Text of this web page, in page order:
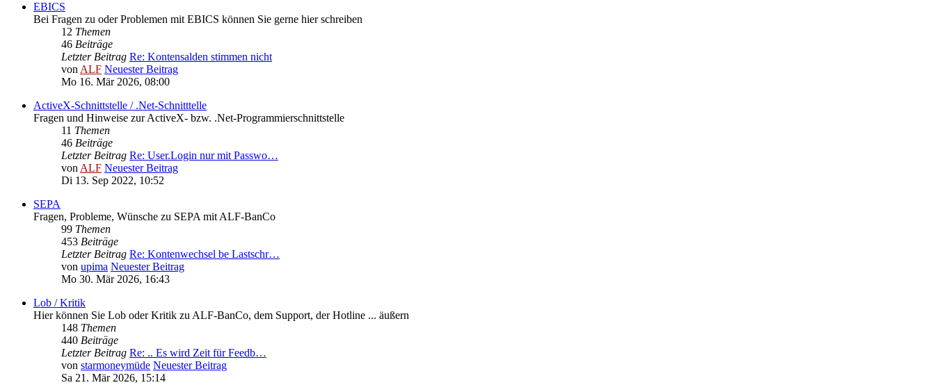
EBICS
Bei Fragen zu oder Problemen mit EBICS können Sie gerne hier schreiben
12 Themen
46 Beiträge
Letzter Beitrag Re: Kontensalden stimmen nicht
vonALF Neuester Beitrag
Mo 16. Mär 2026, 08:00
ActiveX-Schnittstelle / .Net-Schnitttelle
Fragen und Hinweise zur ActiveX- bzw. .Net-Programmierschnittstelle
11 Themen
46 Beiträge
Letzter Beitrag Re: User.Login nur mit Passwo…
vonALF Neuester Beitrag
Di 13. Sep 2022, 10:52
SEPA
Fragen, Probleme, Wünsche zu SEPA mit ALF-BanCo
99 Themen
453 Beiträge
Letzter Beitrag Re: Kontenwechsel be Lastschr…
von upima Neuester Beitrag
Mo 30. Mär 2026, 16:43
Lob / Kritik
Hier können Sie Lob oder Kritik zu ALF-BanCo, dem Support, der Hotline ... äußern
148 Themen
440 Beiträge
Letzter Beitrag Re: .. Es wird Zeit für Feedb…
von starmoneymüde Neuester Beitrag
Sa 21. Mär 2026, 15:14